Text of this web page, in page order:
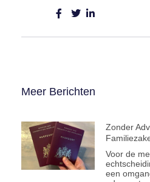
Meer Berichten
Zonder
Voor de
een